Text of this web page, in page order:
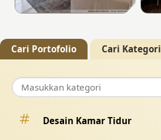
Cari Portofolio Cari Kategori
Desain Kamar Tidur